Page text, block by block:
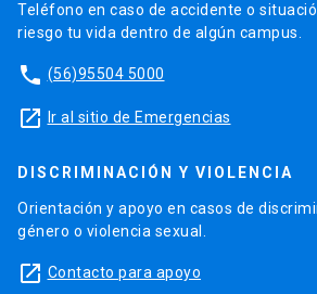
Teléfono en caso de accidente o
riesgo tu vida dentro de algún campus.
phone (56)95504 5000
launch Ir al sitio de Emergencias
DISCRIMINACIÓN Y VIOLENCIA
Orientación y apoyo en casos de
género o violencia sexual.
launch Contacto para apoyo